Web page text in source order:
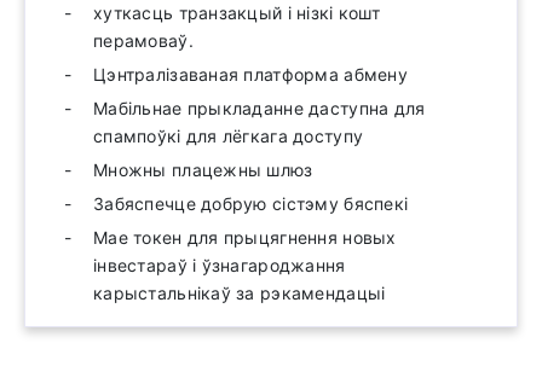
хуткасць транзакцый і нізкі кошт
перамоваў.
Цэнтралізаваная платформа абмену
Мабільнае прыкладанне даступна для
спампоўкі для лёгкага доступу
Множны плацежны шлюз
Забяспечце добрую сістэму бяспекі
Мае токен для прыцягнення новых
інвестараў і ўзнагароджання
карыстальнікаў за рэкамендацыі